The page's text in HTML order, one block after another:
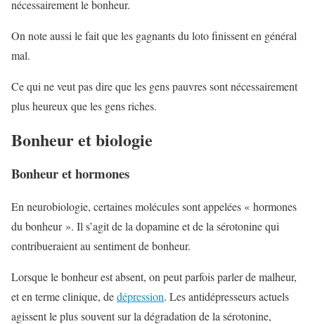
nécessairement le bonheur.
On note aussi le fait que les gagnants du loto finissent en général
mal.
Ce qui ne veut pas dire que les gens pauvres sont nécessairement
plus heureux que les gens riches.
Bonheur et biologie
Bonheur et hormones
En neurobiologie, certaines molécules sont appelées « hormones
du bonheur ». Il s’agit de la dopamine et de la sérotonine qui
contribueraient au sentiment de bonheur.
Lorsque le bonheur est absent, on peut parfois parler de malheur,
et en terme clinique, dedépression. Les antidépresseurs actuels
agissent le plus souvent sur la dégradation de la sérotonine,